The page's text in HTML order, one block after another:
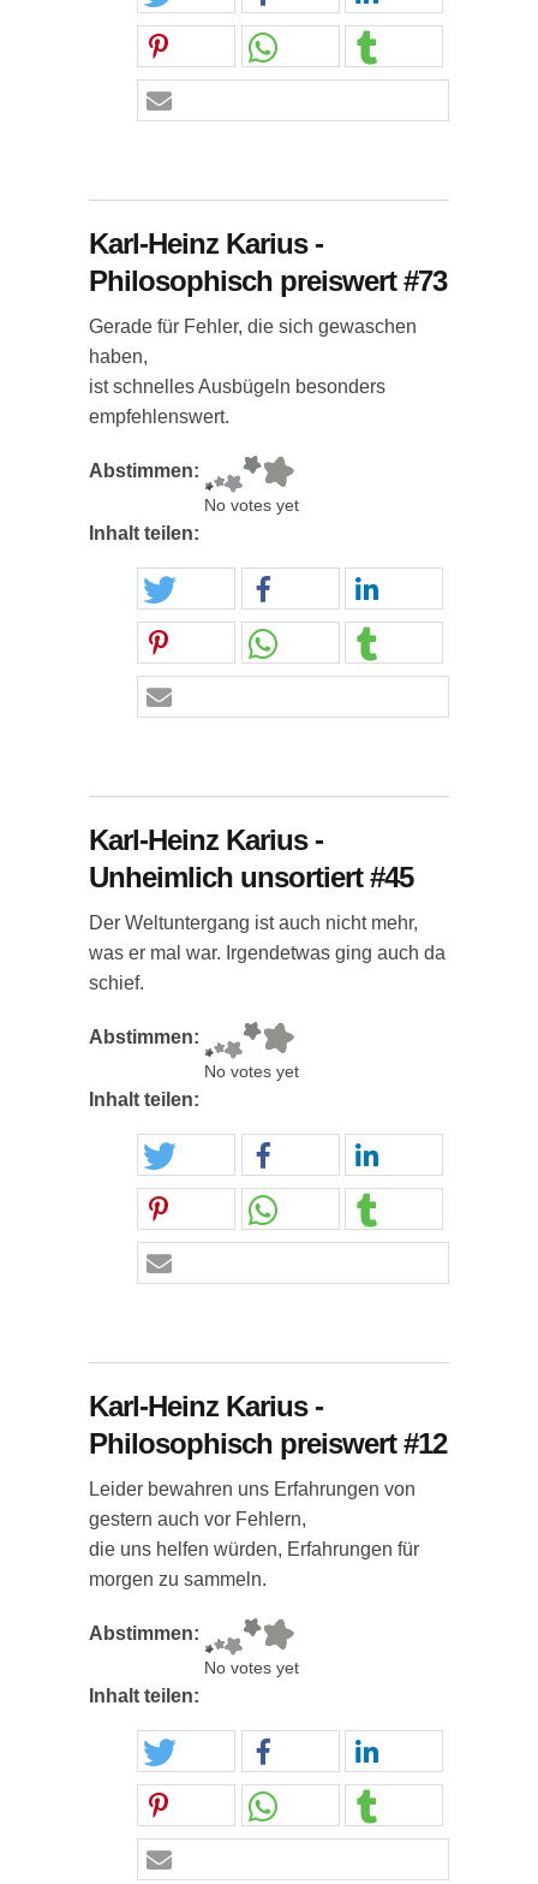
Karl-Heinz Karius -
Philosophisch preiswert #73
Gerade für Fehler, die sich gewaschen
haben,
ist schnelles Ausbügeln besonders
empfehlenswert.
Abstimmen:
No votes yet
Inhalt teilen:
Karl-Heinz Karius -
Unheimlich unsortiert #45
Der Weltuntergang ist auch nicht mehr,
was er mal war. Irgendetwas ging auch da
schief.
Abstimmen:
No votes yet
Inhalt teilen:
Karl-Heinz Karius -
Philosophisch preiswert #12
Leider bewahren uns Erfahrungen von
gestern auch vor Fehlern,
die uns helfen würden, Erfahrungen für
morgen zu sammeln.
Abstimmen:
No votes yet
Inhalt teilen: